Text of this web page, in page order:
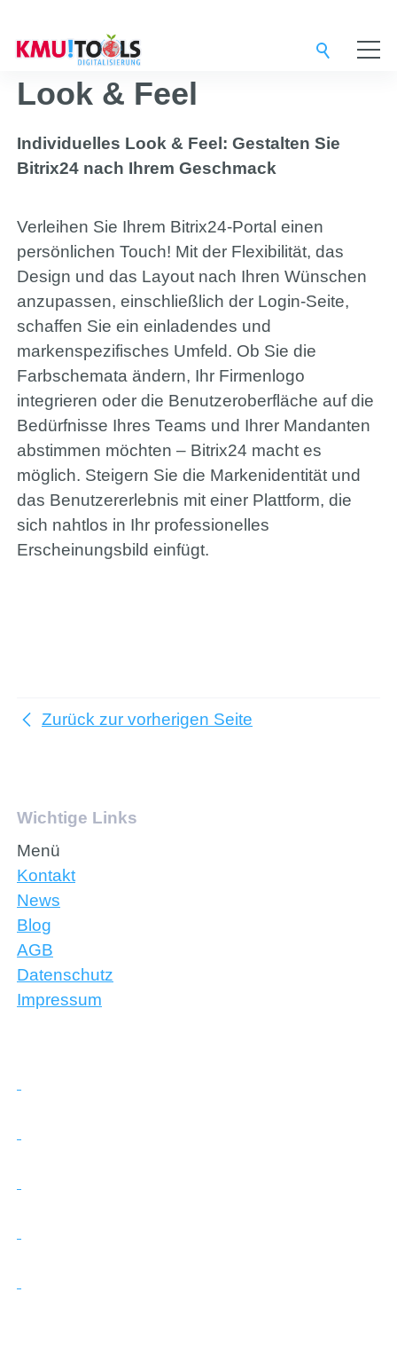
Service-Provider
Digital-Agentur
Lösungen
3CX
Bitrix24
+49 (0) 421 - 989 777 75
Portfolio
Look & Feel
Individuelles Look & Feel: Gestalten Sie
Bitrix24 nach Ihrem Geschmack
Verleihen Sie Ihrem Bitrix24-Portal einen
persönlichen Touch! Mit der Flexibilität, das
Design und das Layout nach Ihren Wünschen
anzupassen, einschließlich der Login-Seite,
schaffen Sie ein einladendes und
markenspezifisches Umfeld. Ob Sie die
Farbschemata ändern, Ihr Firmenlogo
integrieren oder die Benutzeroberfläche auf die
Bedürfnisse Ihres Teams und Ihrer Mandanten
abstimmen möchten – Bitrix24 macht es
möglich. Steigern Sie die Markenidentität und
das Benutzererlebnis mit einer Plattform, die
sich nahtlos in Ihr professionelles
Erscheinungsbild einfügt.
Zurück zur vorherigen Seite
Wichtige Links
Menü
Kontakt
News
Blog
AGB
Datenschutz
Impressum